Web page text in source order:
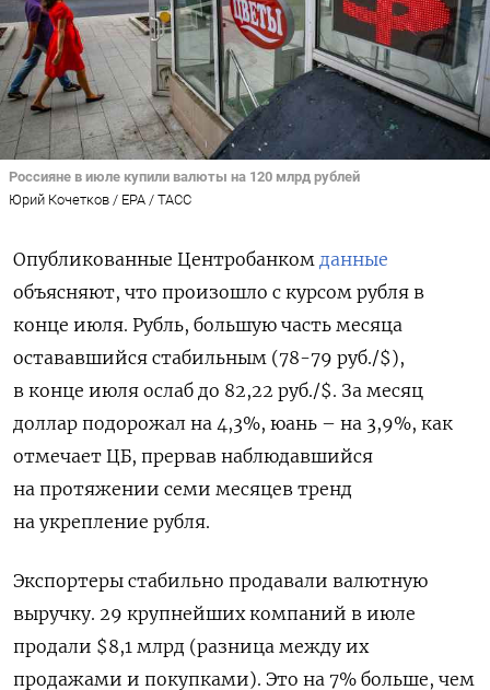
Россияне в июле купили валюты на 120 млрд рублей
Юрий Кочетков / EPA / ТАСС
Опубликованные Центробанком данные
объясняют, что произошло с курсом рубля в
конце июля. Рубль, большую часть месяца
остававшийся стабильным (78-79 руб./$),
в конце июля ослаб до 82,22 руб./$. За месяц
доллар подорожал на 4,3%, юань – на 3,9%, как
отмечает ЦБ, прервав наблюдавшийся
на протяжении семи месяцев тренд
на укрепление рубля.
Экспортеры стабильно продавали валютную
выручку. 29 крупнейших компаний в июле
продали $8,1 млрд (разница между их
продажами и покупками). Это на 7% больше, чем